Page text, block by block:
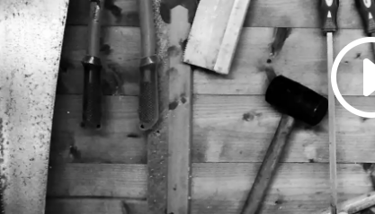
Mit dem Laden des Videos akzeptieren
Mehr
YouTube